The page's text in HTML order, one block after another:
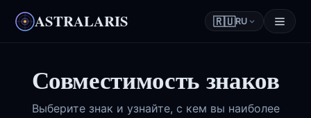
ASTRALARIS 🇷🇺RU
Совместимость знаков
Выберите знак и узнайте, с кем вы наиболее